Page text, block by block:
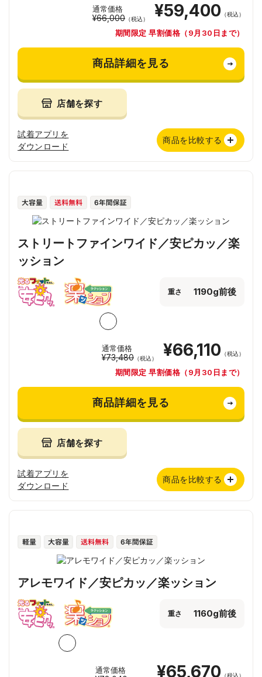
通常価格
¥66,000 （税込） ¥59,400 （税込）
期間限定 早割価格（9月30日まで）
商品詳細を見る
店舗を探す
試着アプリを
ダウンロード
商品を比較する
ストリートファインワイド／安ピカッ／楽
ッション
重さ 1190g前後
通常価格
¥73,480 （税込） ¥66,110 （税込）
期間限定 早割価格（9月30日まで）
商品詳細を見る
店舗を探す
試着アプリを
ダウンロード
商品を比較する
アレモワイド／安ピカッ／楽ッション
重さ 1160g前後
通常価格 ¥65,670 （税込）